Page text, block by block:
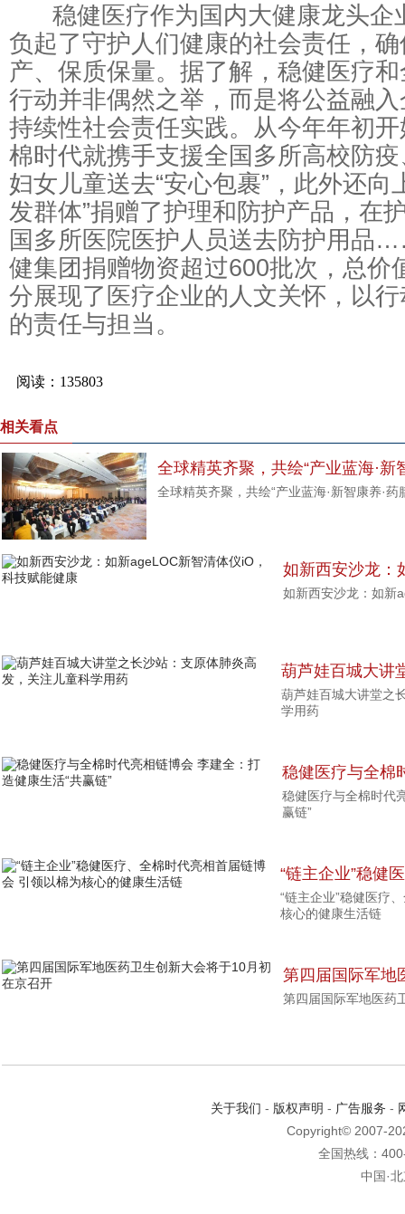
稳健医疗作为国内大健康龙头企
负起了守护人们健康的社会责任，
产、保质保量。据了解，稳健医疗
行动并非偶然之举，而是将公益融
持续性社会责任实践。从今年年初
棉时代就携手支援全国多所高校防
妇女儿童送去“安心包裹”，此外还向
发群体”捐赠了护理和防护产品，在
国多所医院医护人员送去防护用品
健集团捐赠物资超过600批次，总价
分展现了医疗企业的人文关怀，以
的责任与担当。
相关看点
全球精英齐聚，共绘“产业蓝海·新
全球精英齐聚，共绘“产业蓝海·新智康养·药
如新西安沙龙：
科技赋能健康
如新西安沙龙：如新
葫芦娃百城大讲
发，关注儿童科
葫芦娃百城大讲堂之
学用药
稳健医疗与全棉
健康生活“共赢链
稳健医疗与全棉时代
赢链”
“链主企业”稳健
引领以棉为核心
“链主企业”稳健医疗
核心的健康生活链
第四届国际军地
在京召开
第四届国际军地医药
关于我们 - 版权声明 - 广告服务 -
Copyright© 2007-
全国热线：
中国·